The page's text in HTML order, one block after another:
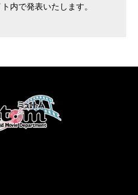
内で発表いたします。